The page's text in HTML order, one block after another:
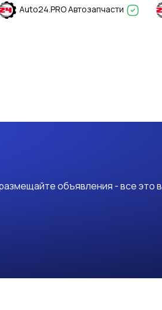
Auto24.PRO Автозапчасти
объявления - все это в